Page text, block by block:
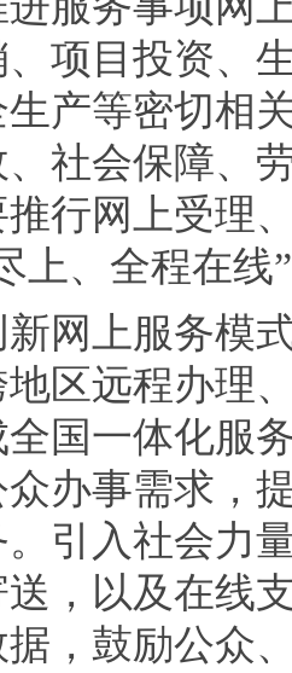
项目投资、
产等密切相
社会保障、
行网上受理
上、全程在线
上服务模式
区远程办理
国一体化服
办事需求，
引入社会力
，以及在线
，鼓励公众